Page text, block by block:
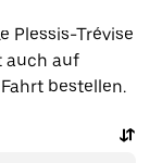
Plessis-Trévise
auch auf
bestellen.